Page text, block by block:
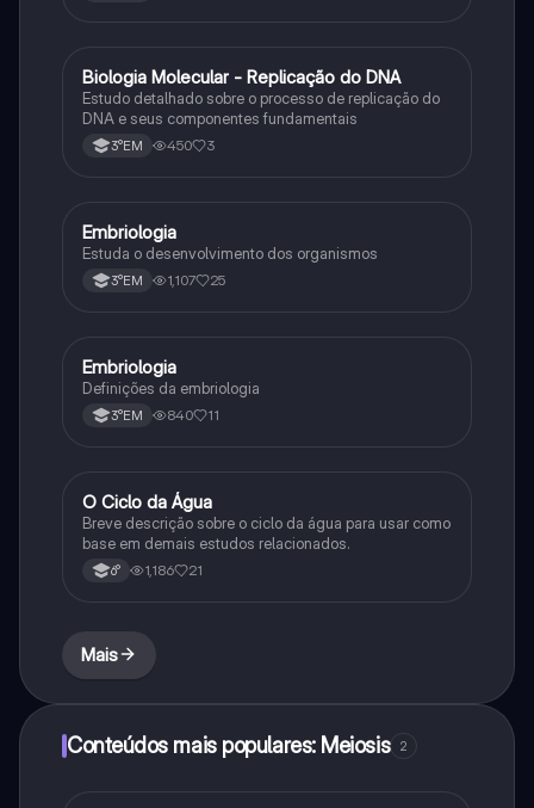
Ciência
Biologia Molecular - Replicação do DNA
Estudo detalhado sobre o processo de replicação do
DNA e seus componentes fundamentais
3°EM 450 3
Biologia
Embriologia
Estuda o desenvolvimento dos organismos
3°EM 1,107 25
Biologia
Embriologia
Definições da embriologia
3°EM 840 11
Química
O Ciclo da Água
Breve descrição sobre o ciclo da água para usar como
base em demais estudos relacionados.
6° 1,186 21
Mais
Conteúdos mais populares: Meiosis 2